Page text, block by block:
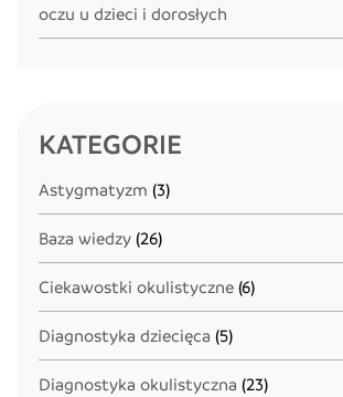
oczu u dzieci i dorosłych
KATEGORIE
Astygmatyzm (3)
Baza wiedzy (26)
Ciekawostki okulistyczne (6)
Diagnostyka dziecięca (5)
Diagnostyka okulistyczna (23)